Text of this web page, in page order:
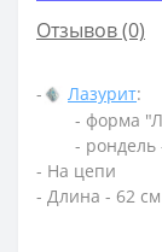
Отзывов (0)
- Лазурит:
- форма
-
- На цепи
- Длина - 62 см